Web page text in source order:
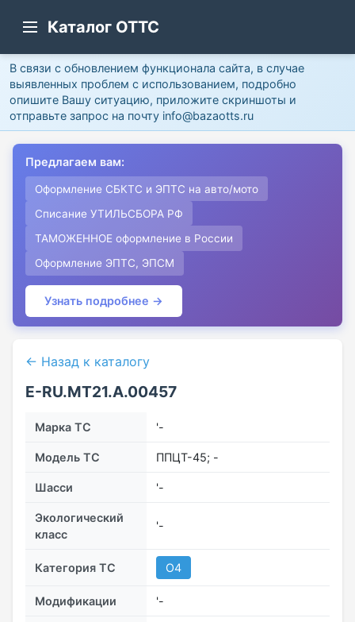
Каталог ОТТС
В связи с обновлением функционала сайта, в случае
выявленных проблем с использованием, подробно
опишите Вашу ситуацию, приложите скриншоты и
отправьте запрос на почту info@bazaotts.ru
Предлагаем вам:
Оформление СБКТС и ЭПТС на авто/мото
Списание УТИЛЬСБОРА РФ
ТАМОЖЕННОЕ оформление в России
Оформление ЭПТС, ЭПСМ
Узнать подробнее →
← Назад к каталогу
E-RU.МТ21.A.00457
Марка ТС '-
Модель ТС ППЦТ-45; -
Шасси '-
Экологический
класс
'-
Категория ТС O4
Модификации '-